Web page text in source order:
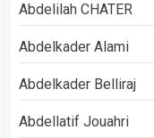
Abdelilah CHATER
Abdelkader Alami
Abdelkader Belliraj
Abdellatif Jouahri